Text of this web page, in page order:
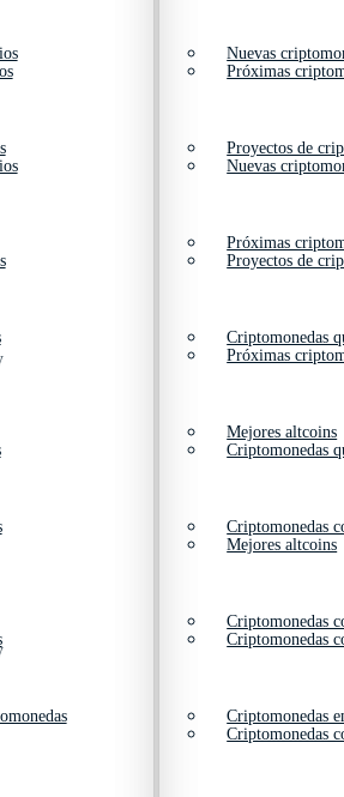
Nuevas
Proyectos de
Próximas
Criptomonedas
Mejores altcoins
Criptomonedas
Criptomonedas
Criptomonedas
Próximas
Nuevas
Proyectos de
Próximas
Criptomonedas
Mejores altcoins
Criptomonedas
Criptomonedas